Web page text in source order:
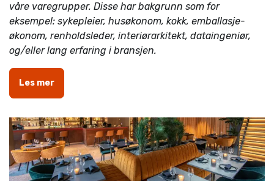
våre varegrupper. Disse har bakgrunn som for
eksempel: sykepleier, husøkonom, kokk, emballasje-
økonom, renholdsleder, interiørarkitekt, dataingeniør,
og/eller lang erfaring i bransjen.
Les mer